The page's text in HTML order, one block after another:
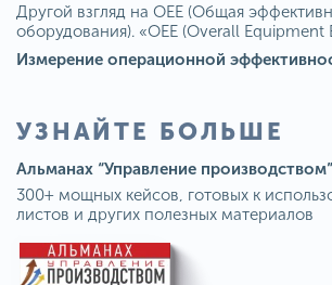
Другой взгляд на OEE (Общая
оборудования). «OEE (Overall Equipment
УЗНАЙТЕ БОЛЬШЕ
Альманах “Управление производством”
300+ мощных кейсов, готовых к
листов и других полезных материалов